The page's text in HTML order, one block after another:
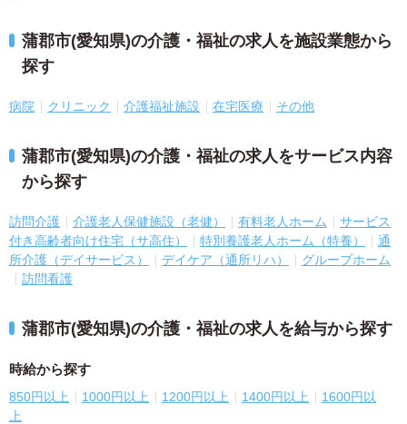
蒲郡市(愛知県)の介護・福祉の求人を施設業態から
探す
病院 クリニック 介護福祉施設 在宅医療 その他
蒲郡市(愛知県)の介護・福祉の求人をサービス内容
から探す
訪問介護 介護老人保健施設（老健） 有料老人ホーム
サービス
付き高齢者向け住宅（サ高住）
特別養護老人ホーム（特養）
通
所介護（デイサービス）
デイケア（通所リハ）
グループホーム
訪問看護
蒲郡市(愛知県)の介護・福祉の求人を給与から探す
時給から探す
850円以上 1000円以上 1200円以上 1400円以上
1600円以
上